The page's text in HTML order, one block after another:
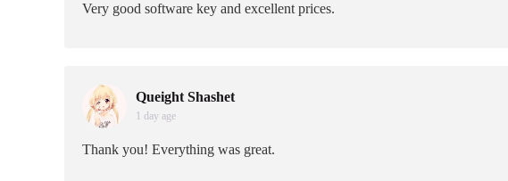
Very good software key and excellent prices.
Queight Shashet
1 day age
Thank you! Everything was great.